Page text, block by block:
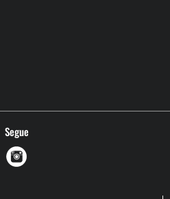
Segue